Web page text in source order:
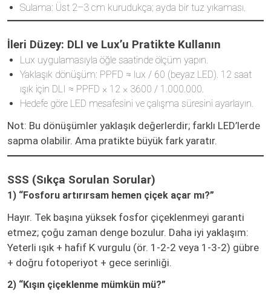
Sulama: Üst 2–3 cm kurudukça; ayda bir tuz yıkaması.
İleri Düzey: DLI ve Lux’u Pratikte Kullanın
Lux uygulamasıyla öğle saatinde ölçüm yapın.
Yaklaşık dönüşüm: PPFD ≈ lux / 60 (beyaz LED). 12 saat
ışık için DLI ≈ PPFD × 12 × 3600 / 1.000.000.
Hedefe göre LED mesafesini ve çalışma süresini ayarlayın.
Not: Bu dönüşümler yaklaşık değerlerdir; farklı LED’lerde
sapma olabilir. Ama pratikte büyük fark yaratır.
SSS (Sıkça Sorulan Sorular)
1) “Fosforu artırırsam hemen çiçek açar mı?”
Hayır. Tek başına yüksek fosfor çiçeklenmeyi garanti
etmez; çoğu zaman denge bozulur. Daha iyi yaklaşım:
Yeterli ışık + hafif K vurgulu (ör. 1-2-2 veya 1-3-2) gübre
+ doğru fotoperiyot + gece serinliği.
2) “Kışın çiçeklenme mümkün mü?”